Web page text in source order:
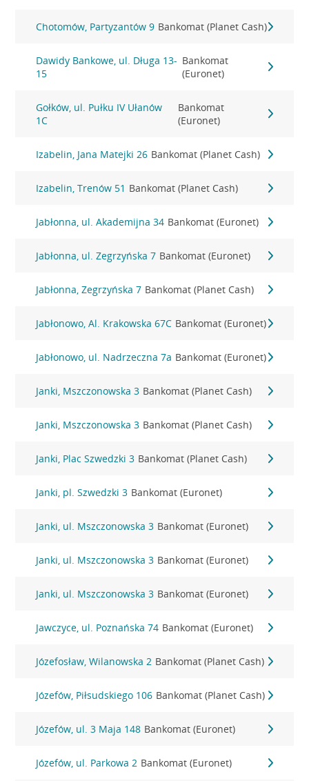
Chotomów, Partyzantów 9 Bankomat (Planet Cash)
Dawidy Bankowe, ul. Długa 13-
15
Bankomat
(Euronet)
Gołków, ul. Pułku IV Ułanów
1C
Bankomat
(Euronet)
Izabelin, Jana Matejki 26 Bankomat (Planet Cash)
Izabelin, Trenów 51 Bankomat (Planet Cash)
Jabłonna, ul. Akademijna 34 Bankomat (Euronet)
Jabłonna, ul. Zegrzyńska 7 Bankomat (Euronet)
Jabłonna, Zegrzyńska 7 Bankomat (Planet Cash)
Jabłonowo, Al. Krakowska 67C Bankomat (Euronet)
Jabłonowo, ul. Nadrzeczna 7a Bankomat (Euronet)
Janki, Mszczonowska 3 Bankomat (Planet Cash)
Janki, Mszczonowska 3 Bankomat (Planet Cash)
Janki, Plac Szwedzki 3 Bankomat (Planet Cash)
Janki, pl. Szwedzki 3 Bankomat (Euronet)
Janki, ul. Mszczonowska 3 Bankomat (Euronet)
Janki, ul. Mszczonowska 3 Bankomat (Euronet)
Janki, ul. Mszczonowska 3 Bankomat (Euronet)
Jawczyce, ul. Poznańska 74 Bankomat (Euronet)
Józefosław, Wilanowska 2 Bankomat (Planet Cash)
Józefów, Piłsudskiego 106 Bankomat (Planet Cash)
Józefów, ul. 3 Maja 148 Bankomat (Euronet)
Józefów, ul. Parkowa 2 Bankomat (Euronet)